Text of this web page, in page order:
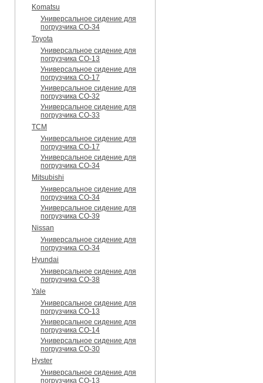
Komatsu
Универсальное сидение для
погрузчика CO-34
Toyota
Универсальное сидение для
погрузчика CO-13
Универсальное сидение для
погрузчика CO-17
Универсальное сидение для
погрузчика CO-32
Универсальное сидение для
погрузчика CO-33
TCM
Универсальное сидение для
погрузчика CO-17
Универсальное сидение для
погрузчика CO-34
Mitsubishi
Универсальное сидение для
погрузчика CO-34
Универсальное сидение для
погрузчика CO-39
Nissan
Универсальное сидение для
погрузчика CO-34
Hyundai
Универсальное сидение для
погрузчика CO-38
Yale
Универсальное сидение для
погрузчика CO-13
Универсальное сидение для
погрузчика CO-14
Универсальное сидение для
погрузчика CO-30
Hyster
Универсальное сидение для
погрузчика CO-13